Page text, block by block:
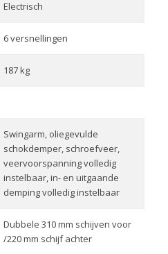
Electrisch
6 versnellingen
187 kg
Swingarm, oliegevulde
schokdemper, schroefveer,
veervoorspanning volledig
instelbaar, in- en uitgaande
demping volledig instelbaar
Dubbele 310 mm schijven voor
/220 mm schijf achter